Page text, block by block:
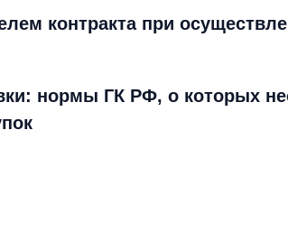
контракта при
нормы ГК РФ, о которых